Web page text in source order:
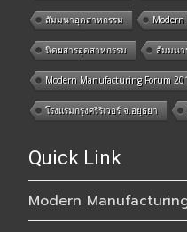
สัมมนาอุตสาหกรรม
นิตยสารอุตสาหกรรม สัมมนา
Modern Manufacturing Forum
โรงแรมกรุงศรีริเวอร์ จ.อยุธยา
Quick Link
Modern